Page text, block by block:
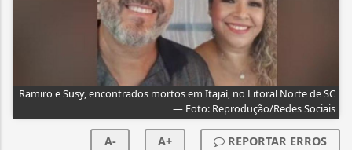
Ramiro e Susy, encontrados mortos em Itajaí, no Litoral Norte de SC
— Foto: Reprodução/Redes Sociais
A- A+ REPORTAR ERROS